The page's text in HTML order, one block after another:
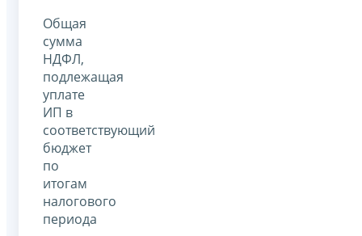
Общая
сумма
НДФЛ,
подлежащая
уплате
ИП в
соответствующий
бюджет
по
итогам
налогового
периода